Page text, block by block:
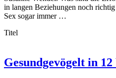
in langen Beziehungen noch
Sex sogar immer …
Titel
Gesundgevögelt in 12